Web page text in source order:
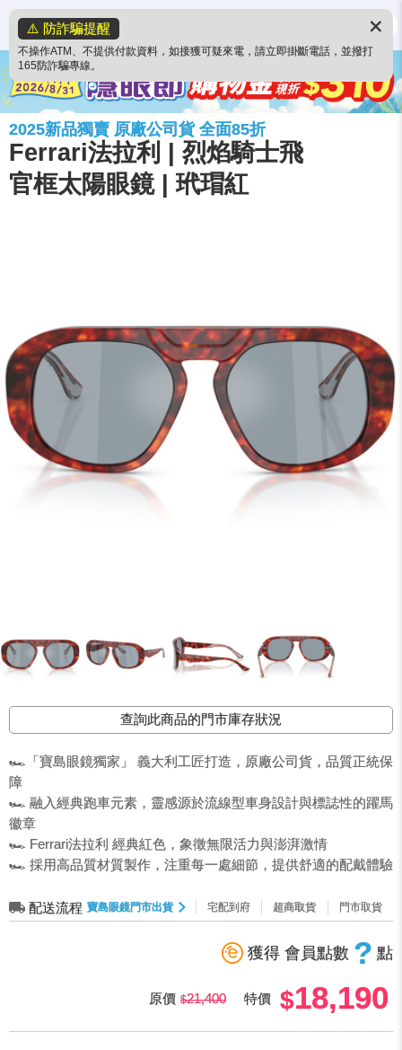
⚠️ 防詐騙提醒
不操作ATM、不提供付款資料，如接獲可疑來電，請立即掛斷電話，並撥打
165防詐騙專線。
✕
2025新品獨賣 原廠公司貨 全面85折
Ferrari法拉利 | 烈焰騎士飛
官框太陽眼鏡 | 玳瑁紅
查詢此商品的門市庫存狀況
🏎️「寶島眼鏡獨家」 義大利工匠打造，原廠公司貨，品質正統保
障
🏎️ 融入經典跑車元素，靈感源於流線型車身設計與標誌性的躍馬
徽章
🏎️ Ferrari法拉利 經典紅色，象徵無限活力與澎湃激情
🏎️ 採用高品質材質製作，注重每一處細節，提供舒適的配戴體驗
配送流程 寶島眼鏡門市出貨 宅配到府 超商取貨 門市取貨
獲得 會員點數 ? 點
原價 21,400 特價 18,190